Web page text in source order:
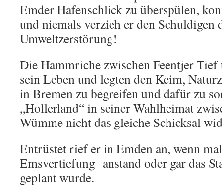
Emder Hafenschlick zu überspülen,
und niemals verzieh er den Schuldigen
Umweltzerstörung!
Die Hammriche zwischen Feentjer
sein Leben und legten den Keim,
in Bremen zu begreifen und dafür zu
„Hollerland“ in seiner Wahlheimat
Wümme nicht das gleiche Schicksal
Entrüstet rief er in Emden an, wenn
Emsvertiefung anstand oder gar das
geplant wurde.